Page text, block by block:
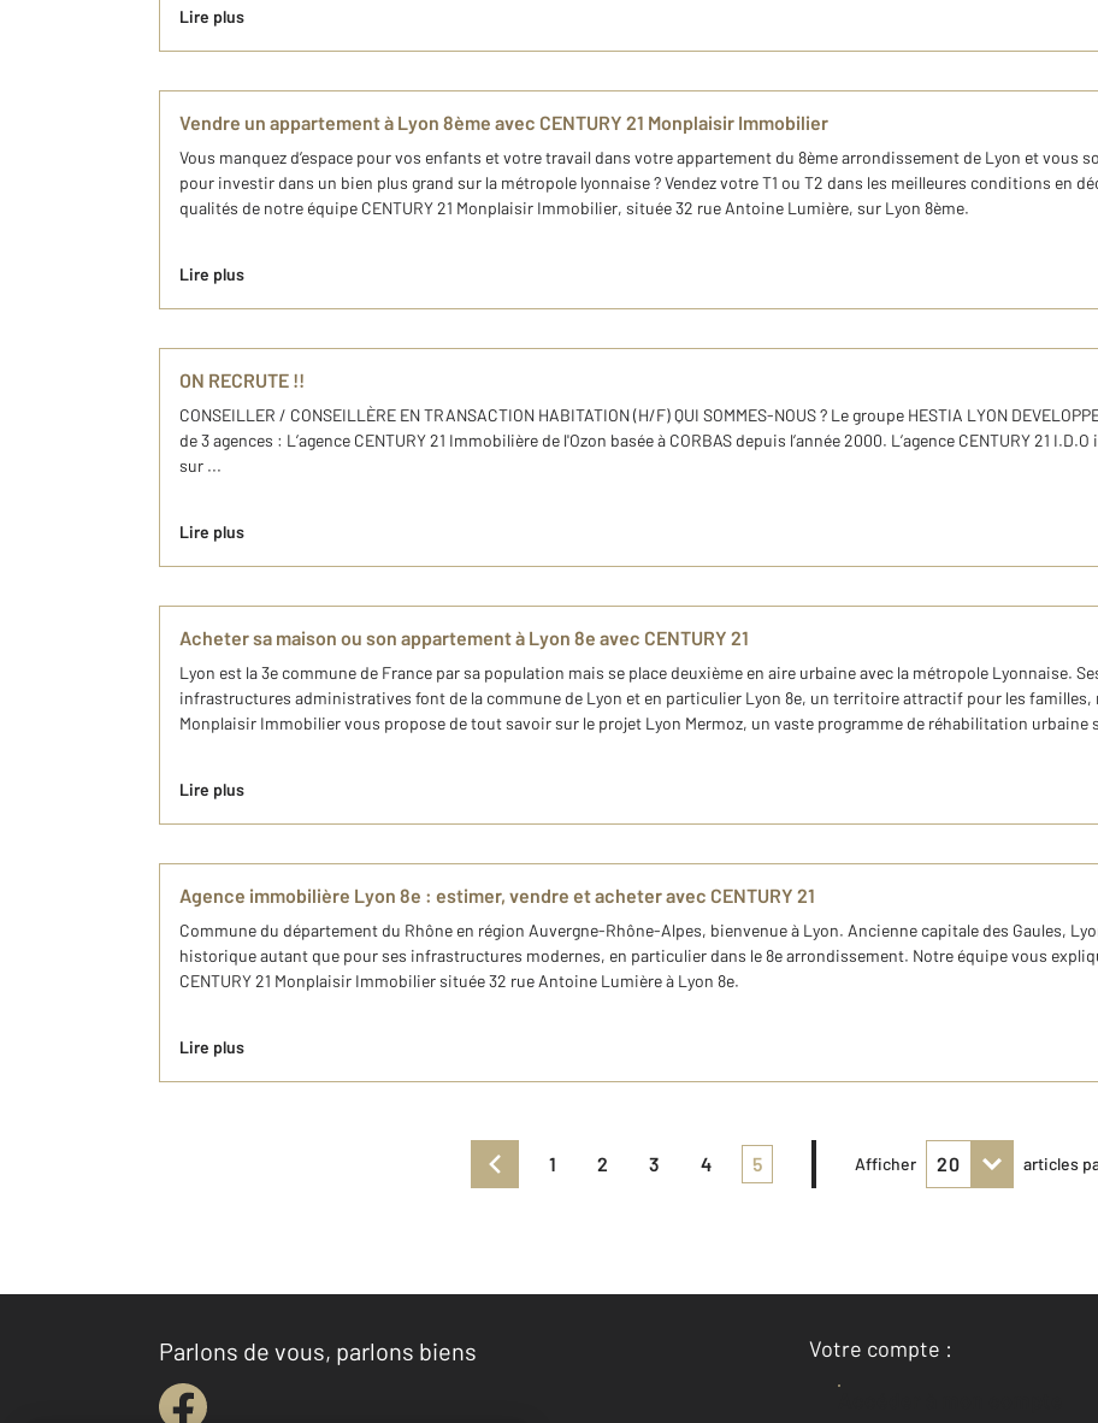
Lire plus
Vendre un appartement à Lyon 8ème avec CENTURY 21 Monplaisir Immobilier
Vous manquez d’espace pour vos enfants et votre travail dans votre appartement du 8ème arrondissement de Lyon et vous
pour investir dans un bien plus grand sur la métropole lyonnaise ? Vendez votre T1 ou T2 dans les meilleures conditions en
qualités de notre équipe CENTURY 21 Monplaisir Immobilier, située 32 rue Antoine Lumière, sur Lyon 8ème.
Lire plus
ON RECRUTE !!
CONSEILLER / CONSEILLÈRE EN TRANSACTION HABITATION (H/F) QUI SOMMES-NOUS ? Le groupe HESTIA LYON
de 3 agences : L’agence CENTURY 21 Immobilière de l'Ozon basée à CORBAS depuis l’année 2000. L’agence CENTURY 21
sur ...
Lire plus
Acheter sa maison ou son appartement à Lyon 8e avec CENTURY 21
Lyon est la 3e commune de France par sa population mais se place deuxième en aire urbaine avec la métropole Lyonnaise.
infrastructures administratives font de la commune de Lyon et en particulier Lyon 8e, un territoire attractif pour les familles,
Monplaisir Immobilier vous propose de tout savoir sur le projet Lyon Mermoz, un vaste programme de réhabilitation urbaine
Lire plus
Agence immobilière Lyon 8e : estimer, vendre et acheter avec CENTURY 21
Commune du département du Rhône en région Auvergne-Rhône-Alpes, bienvenue à Lyon. Ancienne capitale des Gaules,
historique autant que pour ses infrastructures modernes, en particulier dans le 8e arrondissement. Notre équipe vous
CENTURY 21 Monplaisir Immobilier située 32 rue Antoine Lumière à Lyon 8e.
Lire plus
1 2 3 4 5 Afficher articles
Parlons de vous, parlons biens
Votre compte :